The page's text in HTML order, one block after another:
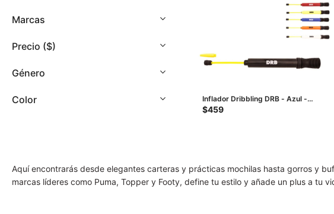
discapacidad
que
están
usando
lector
para
abrir
Inflador Dribbling DRB - Azul -
Negro
$459
Marcas
Precio ($)
Género
Color
Aquí encontrarás desde elegantes carteras y prácticas mochilas hasta gorros y
marcas líderes como Puma, Topper y Footy, define tu estilo y añade un plus a tu